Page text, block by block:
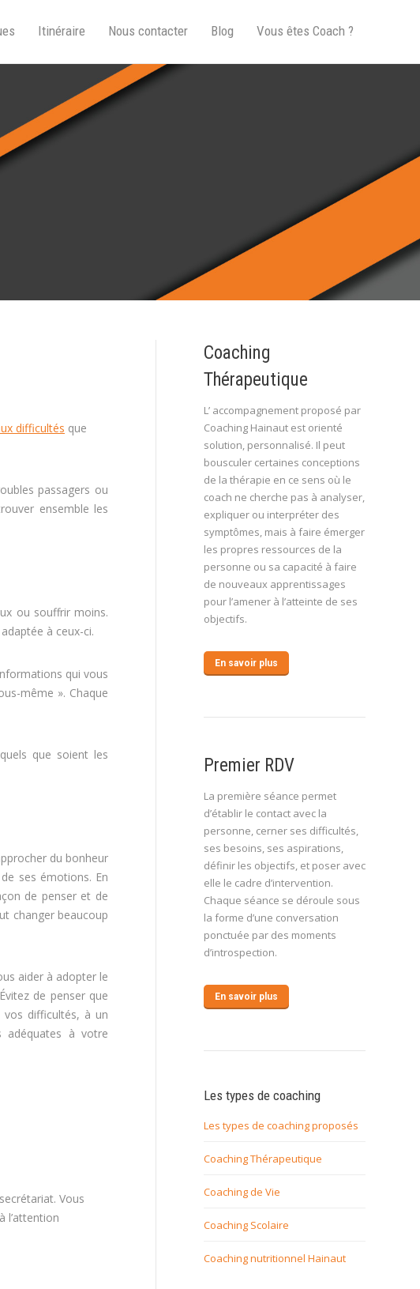
Itinéraire Nous contacter Blog Vous êtes Coach ?
difficultés que
passagers ou
ensemble les
ou souffrir moins.
à ceux-ci.
qui vous
même ». Chaque
que soient les
du bonheur
ses émotions. En
de penser et de
changer beaucoup
aider à adopter le
de penser que
difficultés, à un
adéquates à votre
Vous
l’attention
Coaching
Thérapeutique
L’ accompagnement proposé par
Coaching Hainaut est orienté
solution, personnalisé. Il peut
bousculer certaines conceptions
de la thérapie en ce sens où le
coach ne cherche pas à analyser,
expliquer ou interpréter des
symptômes, mais à faire émerger
les propres ressources de la
personne ou sa capacité à faire
de nouveaux apprentissages
pour l’amener à l’atteinte de ses
objectifs.
En savoir plus
Premier RDV
La première séance permet
d’établir le contact avec la
personne, cerner ses difficultés,
ses besoins, ses aspirations,
définir les objectifs, et poser avec
elle le cadre d’intervention.
Chaque séance se déroule sous
la forme d’une conversation
ponctuée par des moments
d’introspection.
En savoir plus
Les types de coaching
Les types de coaching proposés
Coaching Thérapeutique
Coaching de Vie
Coaching Scolaire
Coaching nutritionnel Hainaut